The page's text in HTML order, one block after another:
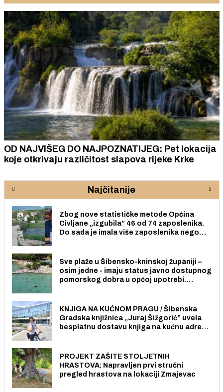
OD NAJVIŠEG DO NAJPOZNATIJEG: Pet lokacija
koje otkrivaju različitost slapova rijeke Krke
Najčitanije
Zbog nove statističke metode Općina
Civljane „izgubila” 46 od 74 zaposlenika.
Do sada je imala više zaposlenika nego
Sve plaže u Šibensko-kninskoj županiji –
osim jedne - imaju status javno dostupnog
pomorskog dobra u općoj upotrebi.
KNJIGA NA KUĆNOM PRAGU / Šibenska
Gradska knjižnica „Juraj Šižgorić” uvela
besplatnu dostavu knjiga na kućnu adresu
PROJEKT ZAŠITE STOLJETNIH
HRASTOVA: Napravljen prvi stručni
pregled hrastova na lokaciji Zmajevac